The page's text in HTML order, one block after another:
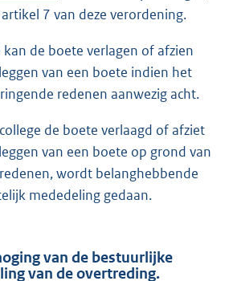
7 van deze verordening.
kan de boete verlagen of afzien
van een boete indien het
redenen aanwezig acht.
de boete verlaagd of afziet
van een boete op grond van
wordt belanghebbende
mededeling gedaan.
van de bestuurlijke
van de overtreding.